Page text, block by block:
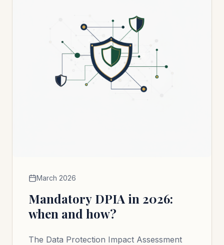
March 2026
Mandatory DPIA in 2026:
when and how?
The Data Protection Impact Assessment